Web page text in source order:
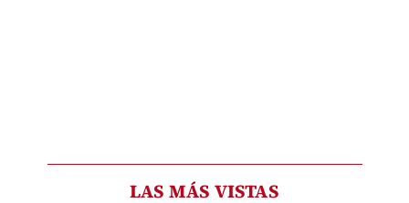
LAS MÁS VISTAS